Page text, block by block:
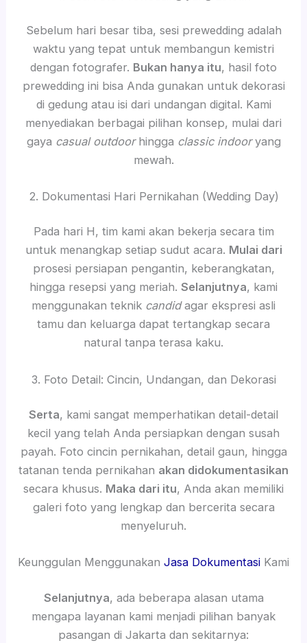
Sebelum hari besar tiba, sesi prewedding adalah
waktu yang tepat untuk membangun kemistri
dengan fotografer. Bukan hanya itu, hasil foto
prewedding ini bisa Anda gunakan untuk dekorasi
di gedung atau isi dari undangan digital. Kami
menyediakan berbagai pilihan konsep, mulai dari
gaya casual outdoorhingga classic indooryang
mewah.
2. Dokumentasi Hari Pernikahan (Wedding Day)
Pada hari H, tim kami akan bekerja secara tim
untuk menangkap setiap sudut acara. Mulai dari
prosesi persiapan pengantin, keberangkatan,
hingga resepsi yang meriah. Selanjutnya, kami
menggunakan teknik candidagar ekspresi asli
tamu dan keluarga dapat tertangkap secara
natural tanpa terasa kaku.
3. Foto Detail: Cincin, Undangan, dan Dekorasi
Serta, kami sangat memperhatikan detail-detail
kecil yang telah Anda persiapkan dengan susah
payah. Foto cincin pernikahan, detail gaun, hingga
tatanan tenda pernikahan akan didokumentasikan
secara khusus. Maka dari itu, Anda akan memiliki
galeri foto yang lengkap dan bercerita secara
menyeluruh.
Keunggulan Menggunakan Jasa Dokumentasi Kami
Selanjutnya, ada beberapa alasan utama
mengapa layanan kami menjadi pilihan banyak
pasangan di Jakarta dan sekitarnya: